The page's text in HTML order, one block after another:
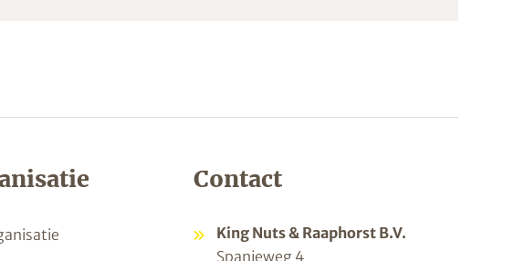
Contact
King Nuts & Raaphorst B.V.
Spanjeweg 4